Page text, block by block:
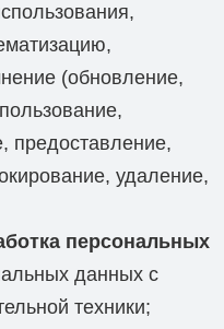
(обновление,
предоставление,
удаление,
персональных
данных с
техники;